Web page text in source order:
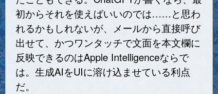
初からそれを使えばいいのでは……と思わ
れるかもしれないが、メールから直接呼び
出せて、かつワンタッチで文面を本文欄に
反映できるのはApple Intelligenceならで
は。生成AIをUIに溶け込ませている利点
だ。